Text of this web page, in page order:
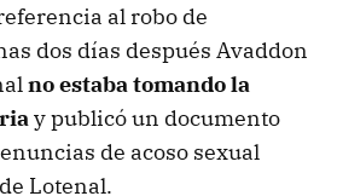
al robo de
dos días después Avaddon
no estaba tomando la
y publicó un documento
de acoso sexual
Lotenal.